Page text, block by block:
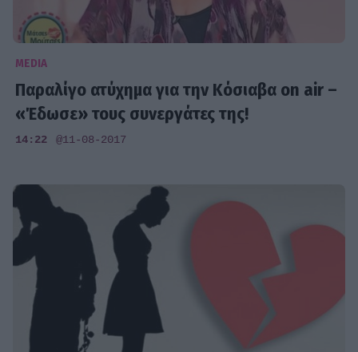
MEDIA
Παραλίγο ατύχημα για την Κόσιαβα on air –
«Έδωσε» τους συνεργάτες της!
14:22 @11-08-2017